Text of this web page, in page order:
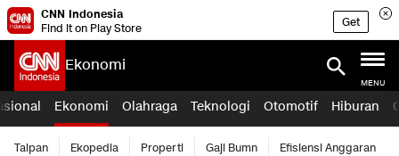
CNN Indonesia
Find it on Play Store
Get
Ekonomi
MENU
Ekonomi Olahraga Teknologi Otomotif Hiburan
Taipan Ekopedia Properti Gaji Bumn Efisiensi Anggaran